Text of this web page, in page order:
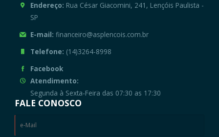
Endereço: Rua César Giacomini, 241, Lençóis Paulista -
SP
E-mail: financeiro@asplencois.com.br
Telefone: (14)3264-8998
Facebook
Atendimento:
Segunda à Sexta-Feira das 07:30 as 17:30
FALE CONOSCO